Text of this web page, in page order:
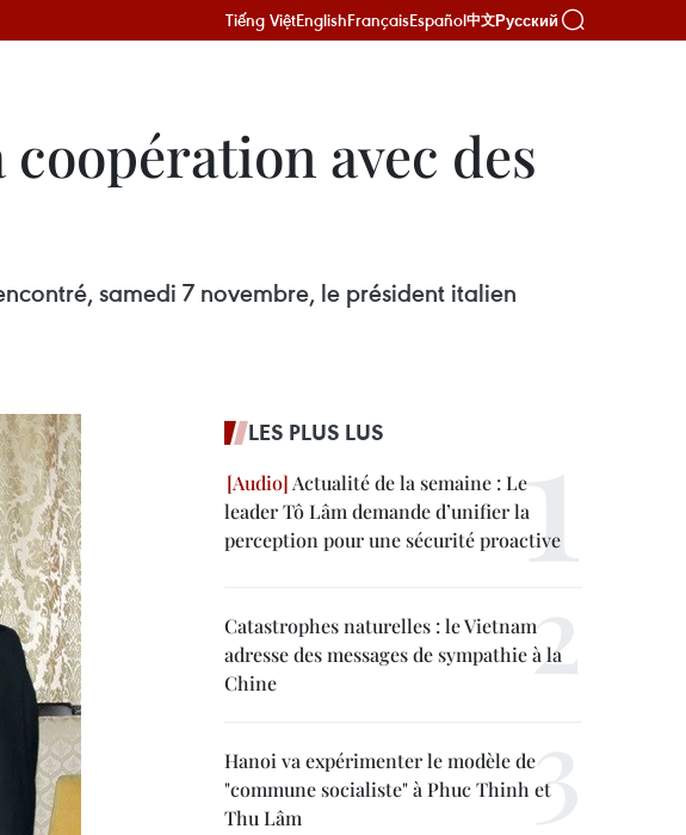
Tiếng ViệtEnglishFrançaisEspañol中文Русский
avec des
samedi 7 novembre, le président italien
LES PLUS LUS
Actualité de la semaine : Le
leader Tô Lâm demande d’unifier la
perception pour une sécurité proactive
Catastrophes naturelles : le Vietnam
adresse des messages de sympathie à la
Chine
Hanoi va expérimenter le modèle de
"commune socialiste" à Phuc Thinh et
Thu Lâm